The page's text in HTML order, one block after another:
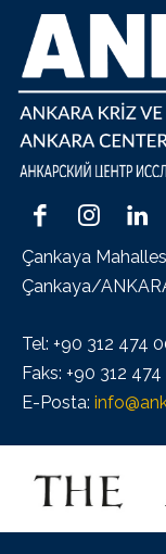
Çankaya
Çankaya/
Tel: +90 312 474
Faks: +90 312
E-Posta: